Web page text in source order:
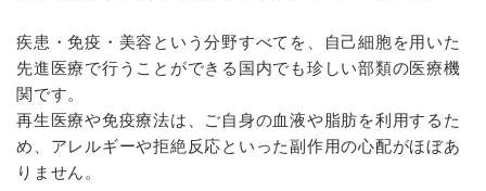
疾患・免疫・美容という分野すべてを、自己細胞を用いた
先進医療で行うことができる国内でも珍しい部類の医療機
関です。
再生医療や免疫療法は、ご自身の血液や脂肪を利用するた
め、アレルギーや拒絶反応といった副作用の心配がほぼあ
りません。